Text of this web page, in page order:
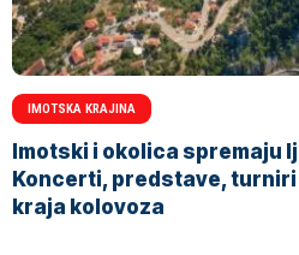
IMOTSKA KRAJINA
Imotski i okolica spremaju
Koncerti, predstave,
kraja kolovoza